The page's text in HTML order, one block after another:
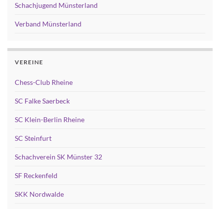
Schachjugend Münsterland
Verband Münsterland
VEREINE
Chess-Club Rheine
SC Falke Saerbeck
SC Klein-Berlin Rheine
SC Steinfurt
Schachverein SK Münster 32
SF Reckenfeld
SKK Nordwalde